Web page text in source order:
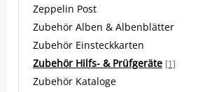
Zeppelin Post
Zubehör Alben & Albenblätter
Zubehör Einsteckkarten
Zubehör Hilfs- & Prüfgeräte [1]
Zubehör Kataloge